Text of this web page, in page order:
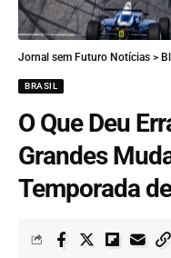
Jornal sem Futuro Notícias >
BRASIL
O Que Deu
Grandes
Temporada